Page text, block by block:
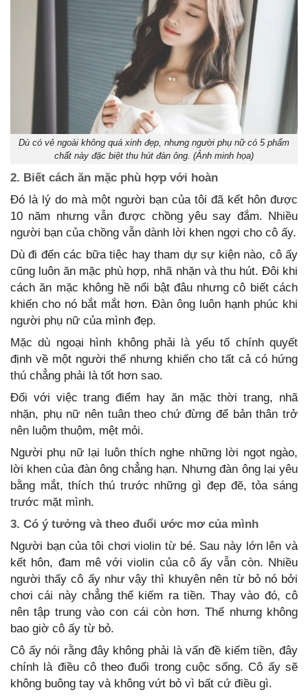
Dù có vẻ ngoài không quá xinh đẹp, nhưng người phụ nữ có 5 phẩm
chất này đặc biệt thu hút đàn ông. (Ảnh minh họa)
2. Biết cách ăn mặc phù hợp với hoàn
Đó là lý do mà một người bạn của tôi đã kết hôn được
10 năm nhưng vẫn được chồng yêu say đắm. Nhiều
người bạn của chồng vẫn dành lời khen ngợi cho cô ấy.
Dù đi đến các bữa tiệc hay tham dự sự kiện nào, cô ấy
cũng luôn ăn mặc phù hợp, nhã nhặn và thu hút. Đôi khi
cách ăn mặc không hề nổi bật đâu nhưng cô biết cách
khiến cho nó bắt mắt hơn. Đàn ông luôn hạnh phúc khi
người phụ nữ của mình đẹp.
Mặc dù ngoại hình không phải là yếu tố chính quyết
định về một người thế nhưng khiến cho tất cả có hứng
thú chẳng phải là tốt hơn sao.
Đối với việc trang điểm hay ăn mặc thời trang, nhã
nhặn, phụ nữ nên tuân theo chứ đừng để bản thân trở
nên luộm thuộm, mệt mỏi.
Người phụ nữ lại luôn thích nghe những lời ngọt ngào,
lời khen của đàn ông chẳng hạn. Nhưng đàn ông lại yêu
bằng mắt, thích thú trước những gì đẹp đẽ, tỏa sáng
trước mặt mình.
3. Có ý tưởng và theo đuổi ước mơ của mình
Người bạn của tôi chơi violin từ bé. Sau này lớn lên và
kết hôn, đam mê với violin của cô ấy vẫn còn. Nhiều
người thấy cô ấy như vậy thì khuyên nên từ bỏ nó bởi
chơi cái này chẳng thể kiếm ra tiền. Thay vào đó, cô
nên tập trung vào con cái còn hơn. Thế nhưng không
bao giờ cô ấy từ bỏ.
Cô ấy nói rằng đây không phải là vấn đề kiếm tiền, đây
chính là điều cô theo đuổi trong cuộc sống. Cô ấy sẽ
không buông tay và không vứt bỏ vì bất cứ điều gì.